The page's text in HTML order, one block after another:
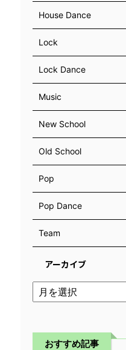
House Dance
Lock
Lock Dance
Music
New School
Old School
Pop
Pop Dance
Team
アーカイブ
おすすめ記事